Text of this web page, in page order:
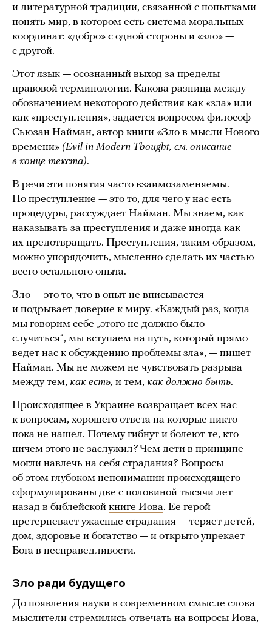
и литературной традиции, связанной с попытками
понять мир, в котором есть система моральных
координат: «добро» с одной стороны и «зло» —
с другой.
Этот язык — осознанный выход за пределы
правовой терминологии. Какова разница между
обозначением некоторого действия как «зла» или
как «преступления», задается вопросом философ
Сьюзан Найман, автор книги «Зло в мысли Нового
времени» (Evil in Modern Thought, см. описание
в конце текста).
В речи эти понятия часто взаимозаменяемы.
Но преступление — это то, для чего у нас есть
процедуры, рассуждает Найман. Мы знаем, как
наказывать за преступления и даже иногда как
их предотвращать. Преступления, таким образом,
можно упорядочить, мысленно сделать их частью
всего остального опыта.
Зло — это то, что в опыт не вписывается
и подрывает доверие к миру. «Каждый раз, когда
мы говорим себе „этого не должно было
случиться“, мы вступаем на путь, который прямо
ведет нас к обсуждению проблемы зла», — пишет
Найман. Мы не можем не чувствовать разрыва
между тем, как есть, и тем, как должно быть.
Происходящее в Украине возвращает всех нас
к вопросам, хорошего ответа на которые никто
пока не нашел. Почему гибнут и болеют те, кто
ничем этого не заслужил? Чем дети в принципе
могли навлечь на себя страдания? Вопросы
об этом глубоком непонимании происходящего
сформулированы две с половиной тысячи лет
назад в библейской книге Иова. Ее герой
претерпевает ужасные страдания — теряет детей,
дом, здоровье и богатство — и открыто упрекает
Бога в несправедливости.
Зло ради будущего
До появления науки в современном смысле слова
мыслители стремились отвечать на вопросы Иова,